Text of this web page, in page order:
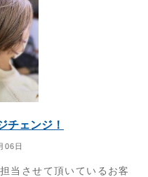
チェンジ！
06日
当させて頂いているお客